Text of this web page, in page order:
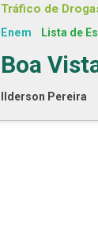
Tráfico de
Enem
Lista de
Boa
Ilderson Pereira